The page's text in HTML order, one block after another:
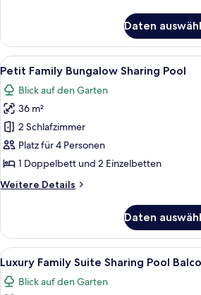
Sharing
Pool
Daten
Alle
Fotos
für
Petit
Family
Bungalow
Sharing
anzeigen
Ein
5
Petit Family Bungalow Sharing Pool
Blick auf den Garten
36 m²
2 Schlafzimmer
Platz für 4 Personen
1 Doppelbett und 2 Einzelbetten
Weitere Details
Weitere
Family
Bungalow
Sharing
Daten
Alle
Fotos
für
Ein
13
Luxury Family Suite Sharing Pool
Blick auf den Garten